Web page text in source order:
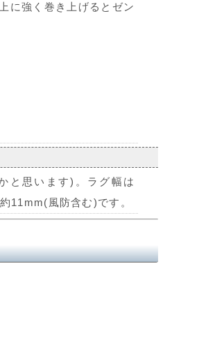
に強く巻き上げるとゼン
と思います)。ラグ幅は
11mm(風防含む)です。